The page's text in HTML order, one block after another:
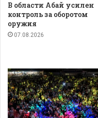
В области Абай усилен
контроль за оборотом
оружия
07.08.2026